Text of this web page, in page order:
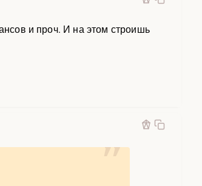
и проч. И на этом строишь